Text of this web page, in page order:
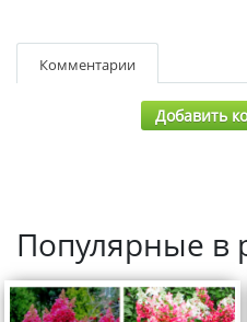
Комментарии
Добавить
Популярные в